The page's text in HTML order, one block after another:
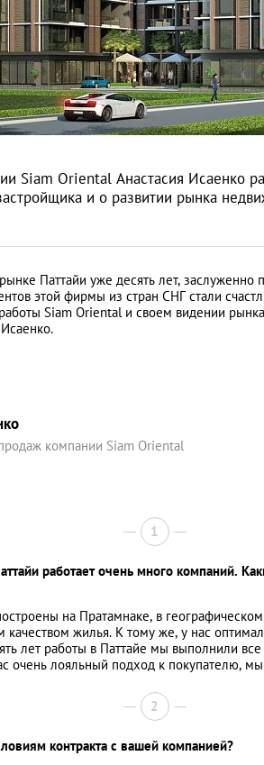
Siam Oriental Анастасия Исаенко
и о развитии рынка
Паттайи уже десять лет, заслуженно
этой фирмы из стран СНГ стали
Siam Oriental и своем видении
компании Siam Oriental
1
работает очень много компаний.
на Пратамнаке, в
жилья. К тому же, у нас
лет работы в Паттайе мы выполнили
очень лояльный подход к покупателю, мы
2
контракта с вашей компанией?